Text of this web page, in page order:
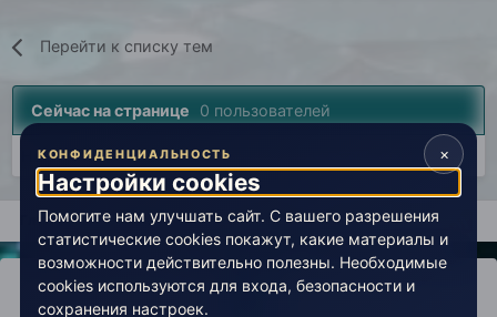
Перейти к списку тем
Сейчас на странице 0 пользователей
Нет пользователей, просматривающих эту страницу.
Главная Лаборатория История Вселенная Живой
×
КОНФИДЕНЦИАЛЬНОСТЬ
Настройки cookies
Помогите нам улучшать сайт. С вашего разрешения
статистические cookies покажут, какие материалы и
возможности действительно полезны. Необходимые
cookies используются для входа, безопасности и
сохранения настроек.